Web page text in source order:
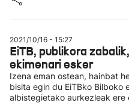
2021/10/16 - 15:27
EiTB, publikora
ekimenari esker
Izena eman ostean, hainbat
bisita egin du EiTBko Bilboko
albistegietako aurkezleak ere